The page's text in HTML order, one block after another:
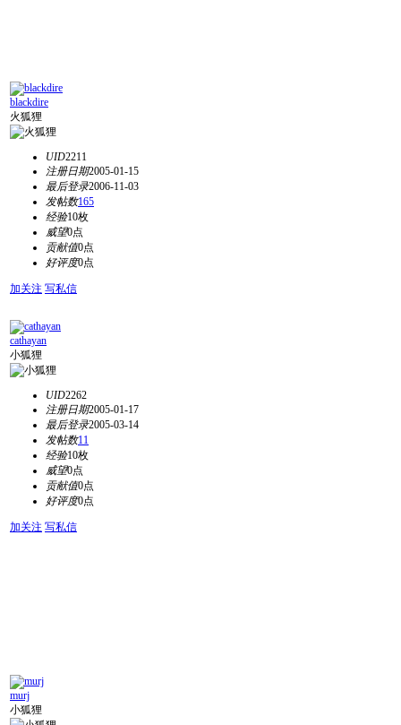
blackdire
火狐狸
UID2211
注册日期2005-01-15
最后登录2006-11-03
发帖数165
经验10枚
威望0点
贡献值0点
好评度0点
加关注 写私信
cathayan
小狐狸
UID2262
注册日期2005-01-17
最后登录2005-03-14
发帖数11
经验10枚
威望0点
贡献值0点
好评度0点
加关注 写私信
murj
小狐狸